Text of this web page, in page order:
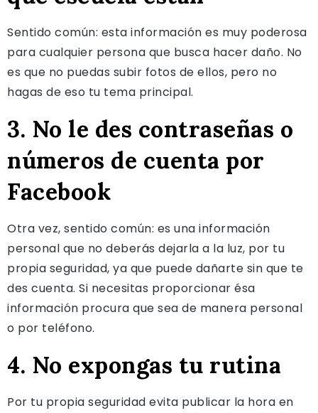
Sentido común: esta información es muy poderosa
para cualquier persona que busca hacer daño. No
es que no puedas subir fotos de ellos, pero no
hagas de eso tu tema principal.
3. No le des contraseñas o
números de cuenta por
Facebook
Otra vez, sentido común: es una información
personal que no deberás dejarla a la luz, por tu
propia seguridad, ya que puede dañarte sin que te
des cuenta. Si necesitas proporcionar ésa
información procura que sea de manera personal
o por teléfono.
4. No expongas tu rutina
Por tu propia seguridad evita publicar la hora en